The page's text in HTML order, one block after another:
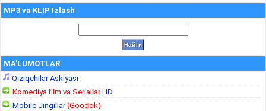
MP3 va KLIP Izlash
MA'LUMOTLAR
Qiziqchilar Askiyasi
Komediya film va SeriallarHD
Mobile Jingillar(Goodok)